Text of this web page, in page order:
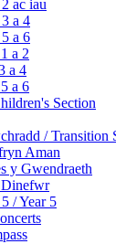
ac iau
a 4
a 6
a 2
a 4
a 6
Section
/ Transition
Aman
y Gwendraeth
/ Year 5